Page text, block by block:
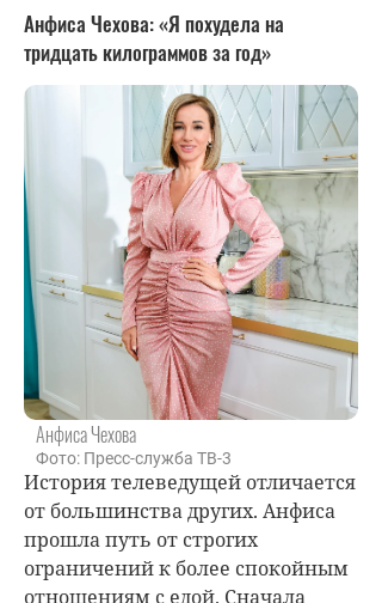
Анфиса Чехова: «Я похудела на
тридцать килограммов за год»
Анфиса Чехова
Фото: Пресс-служба ТВ-3
История телеведущей отличается
от большинства других. Анфиса
прошла путь от строгих
ограничений к более спокойным
отношениям с едой. Сначала